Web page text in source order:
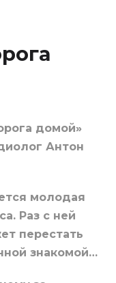
домой»
Антон
молодая
Раз с ней
перестать
знакомой…